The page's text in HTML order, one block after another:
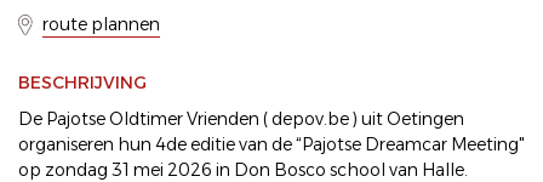
route plannen
BESCHRIJVING
De Pajotse Oldtimer Vrienden ( depov.be ) uit Oetingen
organiseren hun 4de editie van de “Pajotse Dreamcar Meeting"
op zondag 31 mei 2026 in Don Bosco school van Halle.